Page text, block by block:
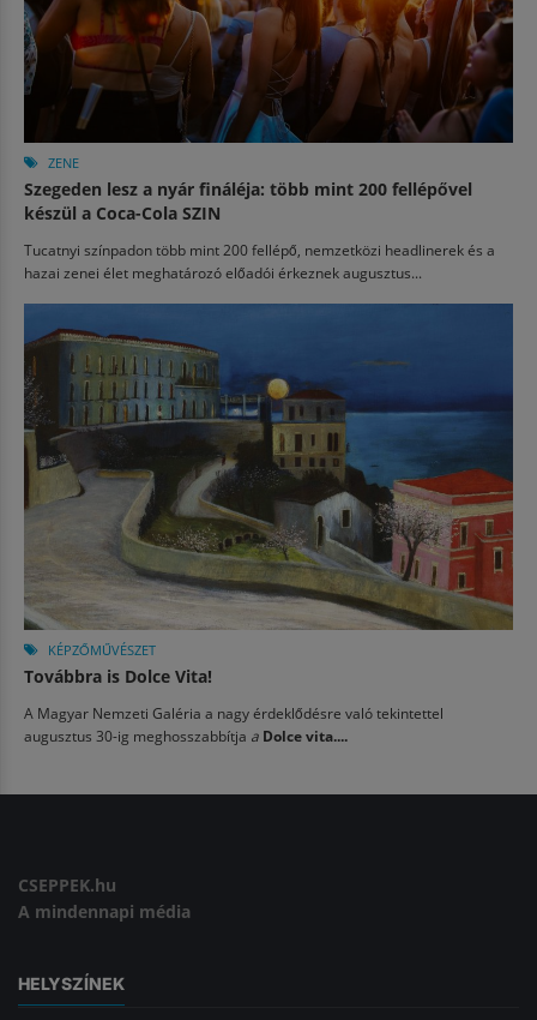
ZENE
Szegeden lesz a nyár fináléja: több mint 200 fellépővel
készül a Coca-Cola SZIN
Tucatnyi színpadon több mint 200 fellépő, nemzetközi headlinerek és a
hazai zenei élet meghatározó előadói érkeznek augusztus...
KÉPZŐMŰVÉSZET
Továbbra is Dolce Vita!
A Magyar Nemzeti Galéria a nagy érdeklődésre való tekintettel
augusztus 30-ig meghosszabbítja a Dolce vita....
CSEPPEK.hu
A mindennapi média
HELYSZÍNEK